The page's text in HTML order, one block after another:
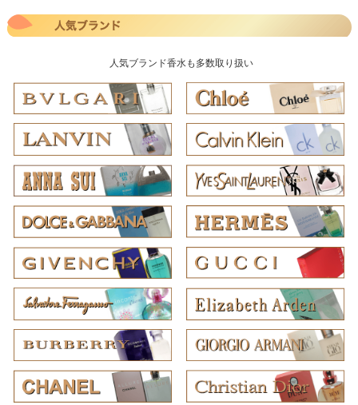
人気ブランド香水も多数取り扱い